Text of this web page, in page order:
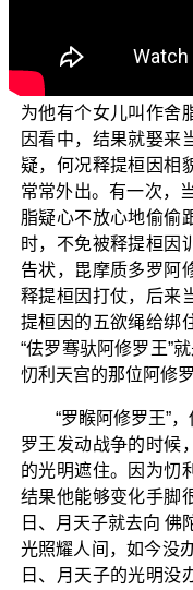
忉利天宫，所以他又
罗王”在佛教史上是
为他有个女儿叫作舍
因看中，结果就娶来
疑，何况释提桓因相
常常外出。有一次，
脂疑心不放心地偷偷
时，不免被释提桓因
告状，毘摩质多罗阿
释提桓因打仗，后来
提桓因的五欲绳给绑
“佉罗骞驮阿修罗王”
忉利天宫的那位阿修罗
“罗睺阿修罗王”
罗王发动战争的时候
的光明遮住。因为忉
结果他能够变化手脚
日、月天子就去向 佛
光照耀人间，如今没
日、月天子的光明没